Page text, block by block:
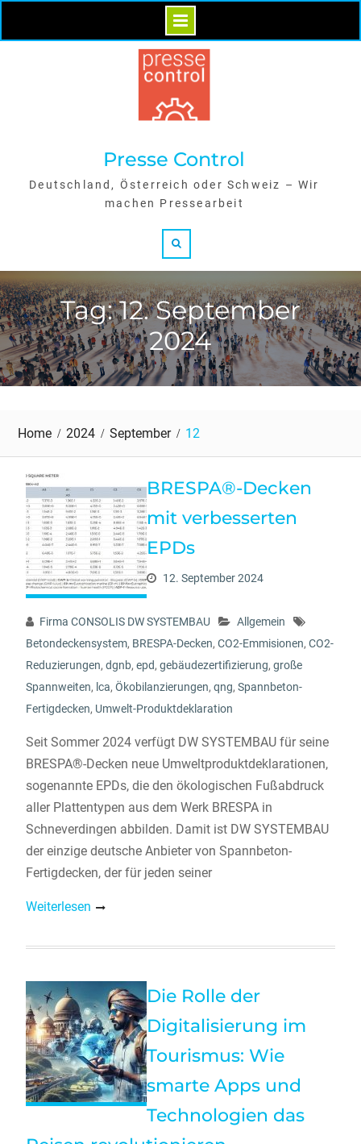
Skip
Presse Control
Deutschland, Österreich oder Schweiz – Wir
machen Pressearbeit
Tag: 12. September
2024
Home 2024 September 12
BRESPA®-Decken
mit verbesserten
EPDs
12. September 2024
Firma CONSOLIS DW SYSTEMBAU
Allgemein
Betondeckensystem, BRESPA-Decken, CO2-Emmisionen, CO2-
Reduzierungen, dgnb, epd, gebäudezertifizierung, große
Spannweiten, lca, Ökobilanzierungen, qng, Spannbeton-
Fertigdecken, Umwelt-Produktdeklaration
Seit Sommer 2024 verfügt DW SYSTEMBAU für seine
BRESPA®-Decken neue Umweltproduktdeklarationen,
sogenannte EPDs, die den ökologischen Fußabdruck
aller Plattentypen aus dem Werk BRESPA in
Schneverdingen abbilden. Damit ist DW SYSTEMBAU
der einzige deutsche Anbieter von Spannbeton-
Fertigdecken, der für jeden seiner
Weiterlesen
Die Rolle der
Digitalisierung im
Tourismus: Wie
smarte Apps und
Technologien das